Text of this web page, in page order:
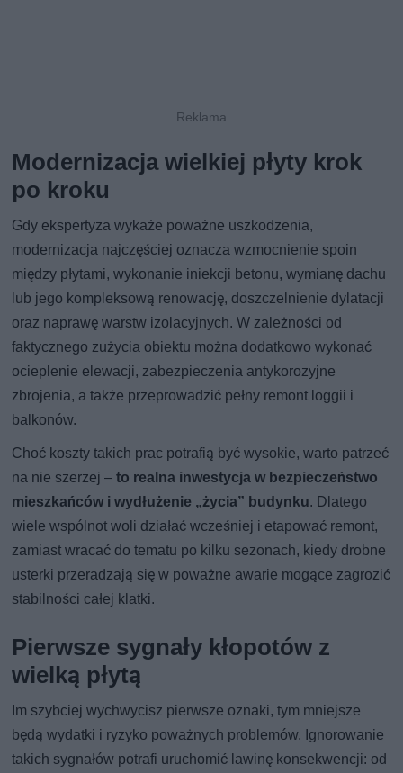
Modernizacja wielkiej płyty krok
po kroku
Gdy ekspertyza wykaże poważne uszkodzenia,
modernizacja najczęściej oznacza wzmocnienie spoin
między płytami, wykonanie iniekcji betonu, wymianę dachu
lub jego kompleksową renowację, doszczelnienie dylatacji
oraz naprawę warstw izolacyjnych. W zależności od
faktycznego zużycia obiektu można dodatkowo wykonać
ocieplenie elewacji, zabezpieczenia antykorozyjne
zbrojenia, a także przeprowadzić pełny remont loggii i
balkonów.
Choć koszty takich prac potrafią być wysokie, warto patrzeć
na nie szerzej –to realna inwestycja w bezpieczeństwo
mieszkańców i wydłużenie „życia” budynku. Dlatego
wiele wspólnot woli działać wcześniej i etapować remont,
zamiast wracać do tematu po kilku sezonach, kiedy drobne
usterki przeradzają się w poważne awarie mogące zagrozić
stabilności całej klatki.
Pierwsze sygnały kłopotów z
wielką płytą
Im szybciej wychwycisz pierwsze oznaki, tym mniejsze
będą wydatki i ryzyko poważnych problemów. Ignorowanie
takich sygnałów potrafi uruchomić lawinę konsekwencji: od